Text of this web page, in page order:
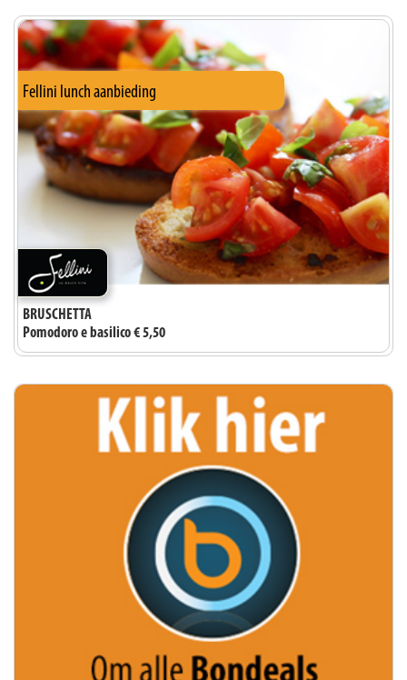
Fellini lunch aanbieding
BRUSCHETTA
Pomodoro e basilico € 5,50